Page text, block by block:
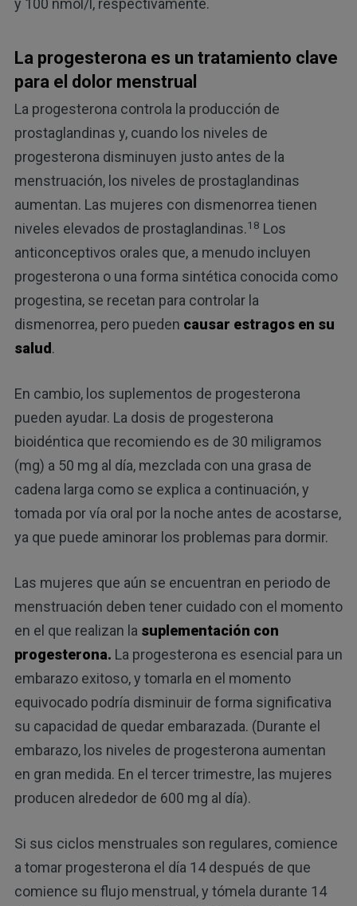
y 100 nmol/l, respectivamente.
La progesterona es un tratamiento clave
para el dolor menstrual
La progesterona controla la producción de
prostaglandinas y, cuando los niveles de
progesterona disminuyen justo antes de la
menstruación, los niveles de prostaglandinas
aumentan. Las mujeres con dismenorrea tienen
niveles elevados de prostaglandinas.18 Los
anticonceptivos orales que, a menudo incluyen
progesterona o una forma sintética conocida como
progestina, se recetan para controlar la
dismenorrea, pero pueden causar estragos en su
salud.
En cambio, los suplementos de progesterona
pueden ayudar. La dosis de progesterona
bioidéntica que recomiendo es de 30 miligramos
(mg) a 50 mg al día, mezclada con una grasa de
cadena larga como se explica a continuación, y
tomada por vía oral por la noche antes de acostarse,
ya que puede aminorar los problemas para dormir.
Las mujeres que aún se encuentran en periodo de
menstruación deben tener cuidado con el momento
en el que realizan la suplementación con
progesterona. La progesterona es esencial para un
embarazo exitoso, y tomarla en el momento
equivocado podría disminuir de forma significativa
su capacidad de quedar embarazada. (Durante el
embarazo, los niveles de progesterona aumentan
en gran medida. En el tercer trimestre, las mujeres
producen alrededor de 600 mg al día).
Si sus ciclos menstruales son regulares, comience
a tomar progesterona el día 14 después de que
comience su flujo menstrual, y tómela durante 14